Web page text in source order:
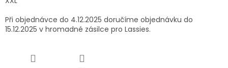
Při objednávce do 4.12.2025 doručíme objednávku do
15.12.2025 v hromadné zásilce pro Lassies.